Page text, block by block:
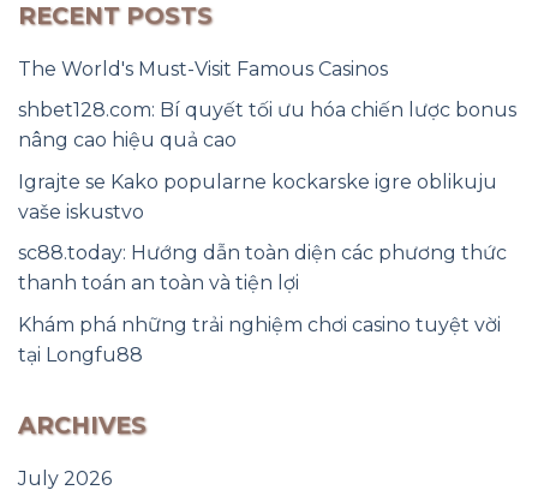
RECENT POSTS
The World's Must-Visit Famous Casinos
shbet128.com: Bí quyết tối ưu hóa chiến lược bonus
nâng cao hiệu quả cao
Igrajte se Kako popularne kockarske igre oblikuju
vaše iskustvo
sc88.today: Hướng dẫn toàn diện các phương thức
thanh toán an toàn và tiện lợi
Khám phá những trải nghiệm chơi casino tuyệt vời
tại Longfu88
ARCHIVES
July 2026